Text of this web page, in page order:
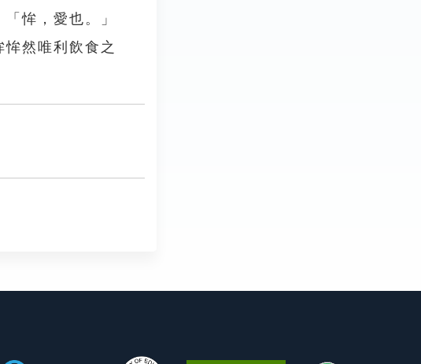
恈，愛也。」
然唯利飲食之